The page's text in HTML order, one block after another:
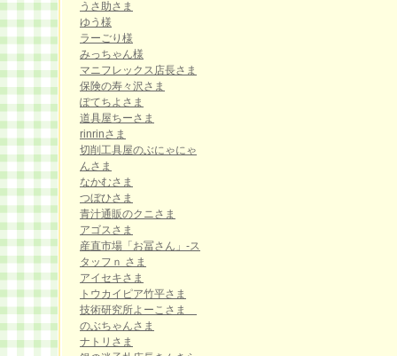
うさ助さま
ゆう様
ラーごり様
みっちゃん様
マニフレックス店長さま
保険の寿々沢さま
ぽてちよさま
道具屋ちーさま
rinrinさま
切削工具屋のぶにゃにゃ
んさま
なかむさま
つぼひさま
青汁通販のクニさま
アゴスさま
産直市場「お冨さん」-ス
タッフｎ さま
アイセキさま
トウカイピア竹平さま
技術研究所よーこさま
のぶちゃんさま
ナトリさま